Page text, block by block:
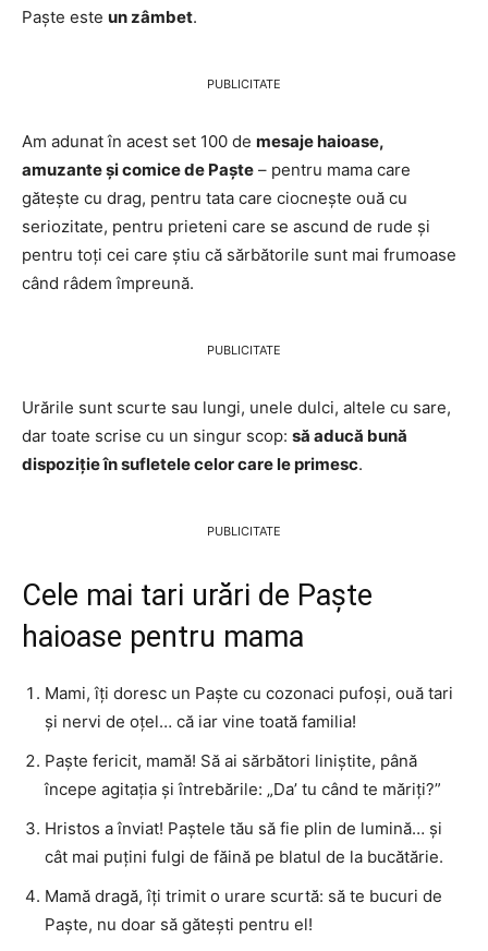
Paște este un zâmbet.
PUBLICITATE
Am adunat în acest set 100 de mesaje haioase,
amuzante și comice de Paște – pentru mama care
gătește cu drag, pentru tata care ciocnește ouă cu
seriozitate, pentru prieteni care se ascund de rude și
pentru toți cei care știu că sărbătorile sunt mai frumoase
când râdem împreună.
PUBLICITATE
Urările sunt scurte sau lungi, unele dulci, altele cu sare,
dar toate scrise cu un singur scop: să aducă bună
dispoziție în sufletele celor care le primesc.
PUBLICITATE
Cele mai tari urări de Paște
haioase pentru mama
Mami, îți doresc un Paște cu cozonaci pufoși, ouă tari
și nervi de oțel… că iar vine toată familia!
Paște fericit, mamă! Să ai sărbători liniștite, până
începe agitația și întrebările: „Da’ tu când te măriți?”
Hristos a înviat! Paștele tău să fie plin de lumină… și
cât mai puțini fulgi de făină pe blatul de la bucătărie.
Mamă dragă, îți trimit o urare scurtă: să te bucuri de
Paște, nu doar să gătești pentru el!